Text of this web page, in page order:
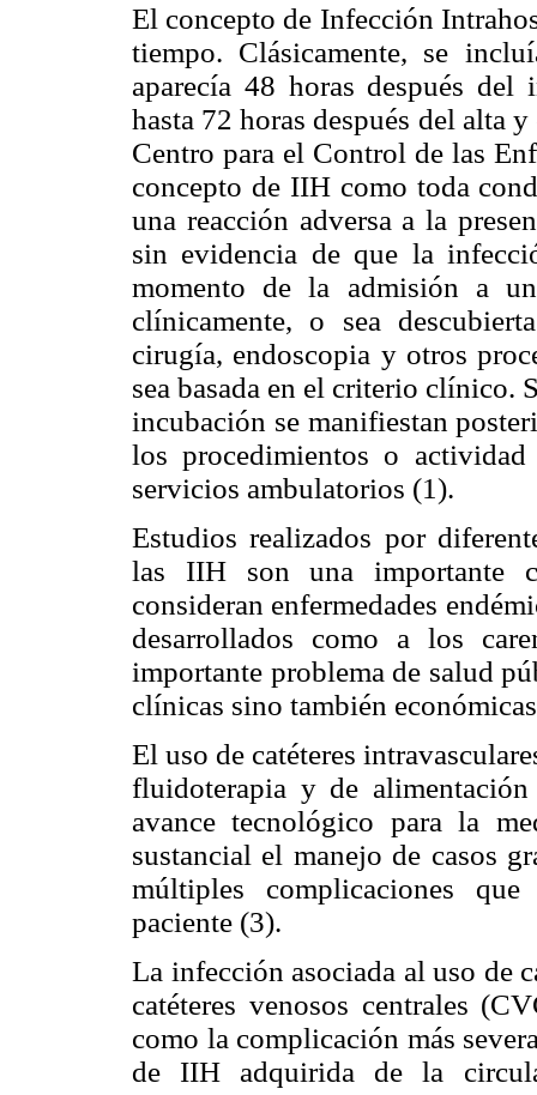
El concepto de Infección
tiempo. Clásicamente, se
aparecía 48 horas después
hasta 72 horas después del alta
Centro para el Control de las
concepto de IIH como toda
una reacción adversa a la
sin evidencia de que la
momento de la admisión a
clínicamente, o sea
cirugía, endoscopia y otros
sea basada en el criterio clínico.
incubación se manifiestan
los procedimientos o
servicios ambulatorios (1).
Estudios realizados por
las IIH son una importante
consideran enfermedades
desarrollados como a los
importante problema de salud
clínicas sino también
El uso de catéteres
fluidoterapia y de
avance tecnológico para la
sustancial el manejo de casos
múltiples complicaciones
paciente (3).
La infección asociada al uso de
catéteres venosos centrales
como la complicación más
de IIH adquirida de la